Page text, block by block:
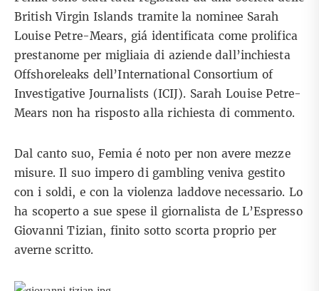
British Virgin Islands tramite la nominee Sarah
Louise Petre-Mears, giá identificata come prolifica
prestanome per migliaia di aziende dall’inchiesta
Offshoreleaks dell’International Consortium of
Investigative Journalists (ICIJ). Sarah Louise Petre-
Mears non ha risposto alla richiesta di commento.
Dal canto suo, Femia é noto per non avere mezze
misure. Il suo impero di gambling veniva gestito
con i soldi, e con la violenza laddove necessario. Lo
ha scoperto a sue spese il giornalista de L’Espresso
Giovanni Tizian, finito sotto scorta proprio per
averne scritto.